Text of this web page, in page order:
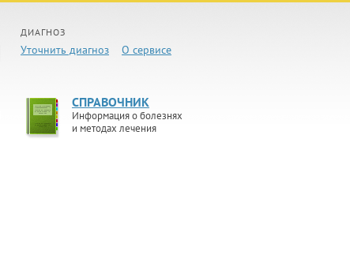
ДИАГНОЗ
Уточнить диагноз О сервисе
СПРАВОЧНИК
Информация о болезнях
и методах лечения